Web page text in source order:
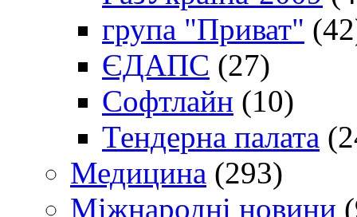
група "Приват"
ЄДАПС (27)
Софтлайн (10)
Тендерна палата
Медицина (293)
Міжнародні новини